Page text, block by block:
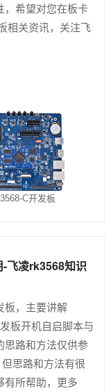
，希望对您在板卡
相关资讯，关注飞
C开发板
飞凌rk3568知识
板，主要讲解
板开机自启脚本与
思路和方法仅供参
思路和方法有很
有所帮助，更多